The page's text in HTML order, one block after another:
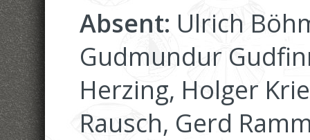
Absent: Ulrich
Gudmundur
Herzing, Holger
Rausch, Gerd